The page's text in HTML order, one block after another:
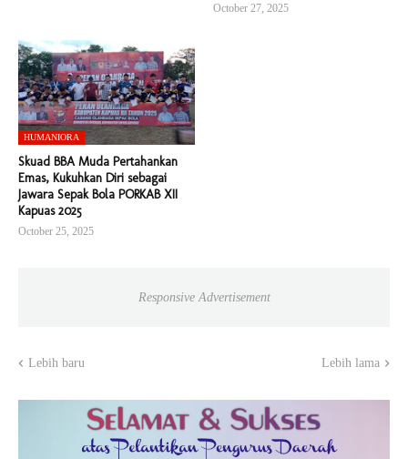
October 27, 2025
HUMANIORA
Skuad BBA Muda Pertahankan
Emas, Kukuhkan Diri sebagai
Jawara Sepak Bola PORKAB XII
Kapuas 2025
October 25, 2025
Responsive Advertisement
Lebih baru Lebih lama